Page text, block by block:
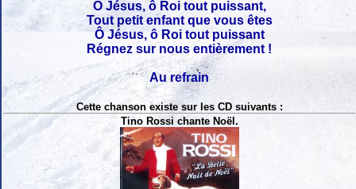
Ô Jésus, ô Roi tout puissant,
Tout petit enfant que vous êtes
Ô Jésus, ô Roi tout puissant
Régnez sur nous entièrement !
Au refrain
Cette chanson existe sur les CD suivants :
Tino Rossi chante Noël.